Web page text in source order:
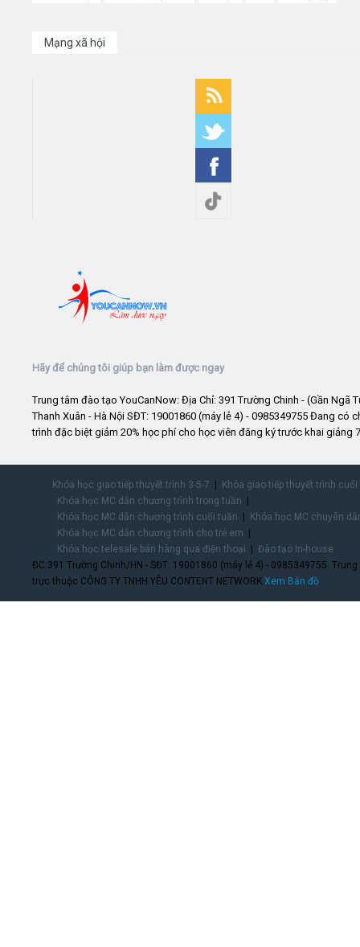
Mạng xã hội
Hãy để chúng tôi giúp bạn làm được ngay
Trung tâm đào tạo YouCanNow: Địa Chỉ: 391 Trường Chinh - (Gần Ngã
Thanh Xuân - Hà Nội SĐT: 19001860 (máy lẻ 4) - 0985349755 Đang có
trình đặc biệt giảm 20% học phí cho học viên đăng ký trước khai giảng
Khóa học giao tiếp thuyết trình 3-5-7
Khóa giao tiếp thuyết trình
Khóa học MC dẫn chương trình trong tuần
Khóa học MC dẫn chương trình cuối tuần
Khóa học MC chuyên
Khóa học MC dẫn chương trình cho trẻ em
Khóa học telesale bán hàng qua điện thoại
Đào tạo In-house
ĐC:391 Trường Chinh/HN - SĐT: 19001860 (máy lẻ 4) - 0985349755.
trực thuộc CÔNG TY TNHH YÊU CONTENT NETWORK.Xem Bản đồ